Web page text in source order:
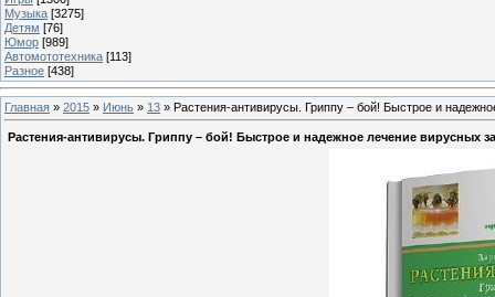
Музыка [3275]
Детям [76]
Юмор [989]
Автомототехника [113]
Разное [438]
Главная » 2015 » Июнь » 13 » Растения-антивирусы. Гриппу – бой! Быстрое и
Растения-антивирусы. Гриппу – бой! Быстрое и надежное лечение вирусных